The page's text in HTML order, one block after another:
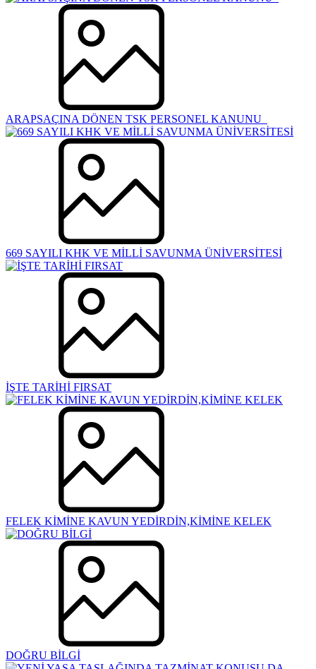
ARAPSAÇINA DÖNEN TSK PERSONEL KANUNU
669 SAYILI KHK VE MİLLİ SAVUNMA ÜNİVERSİTESİ
İŞTE TARİHİ FIRSAT
FELEK KİMİNE KAVUN YEDİRDİN,KİMİNE KELEK
DOĞRU BİLGİ